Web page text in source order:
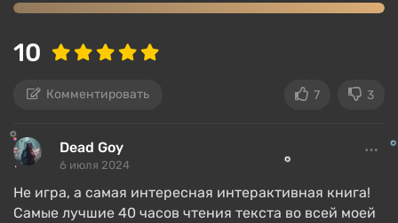
игра.
Дюбуа предстоит не только заново раскрыть дело
еще разобраться, что на самом деле происходит в
разносторонние: несчастная жизнь самого Гарри,
политическая борьба в Ревашоле, проделки
основному.
10
Комментировать 7 3
Dead Goy
6 июля 2024
Не игра, а самая интересная интерактивная книга!
Самые лучшие 40 часов чтения текста во всей моей